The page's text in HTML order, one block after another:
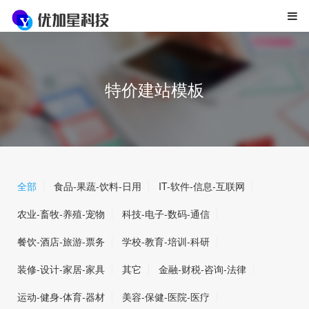
特价建站模板
全部 食品-果蔬-饮料-日用
IT-软件-信息-互联网
农业-畜牧-养殖-宠物
科技-电子-数码-通信
餐饮-酒店-旅游-票务
学校-教育-培训-科研
装修-设计-家居-家具
其它
金融-财税-咨询-法律
运动-健身-体育-器材
美容-保健-医院-医疗